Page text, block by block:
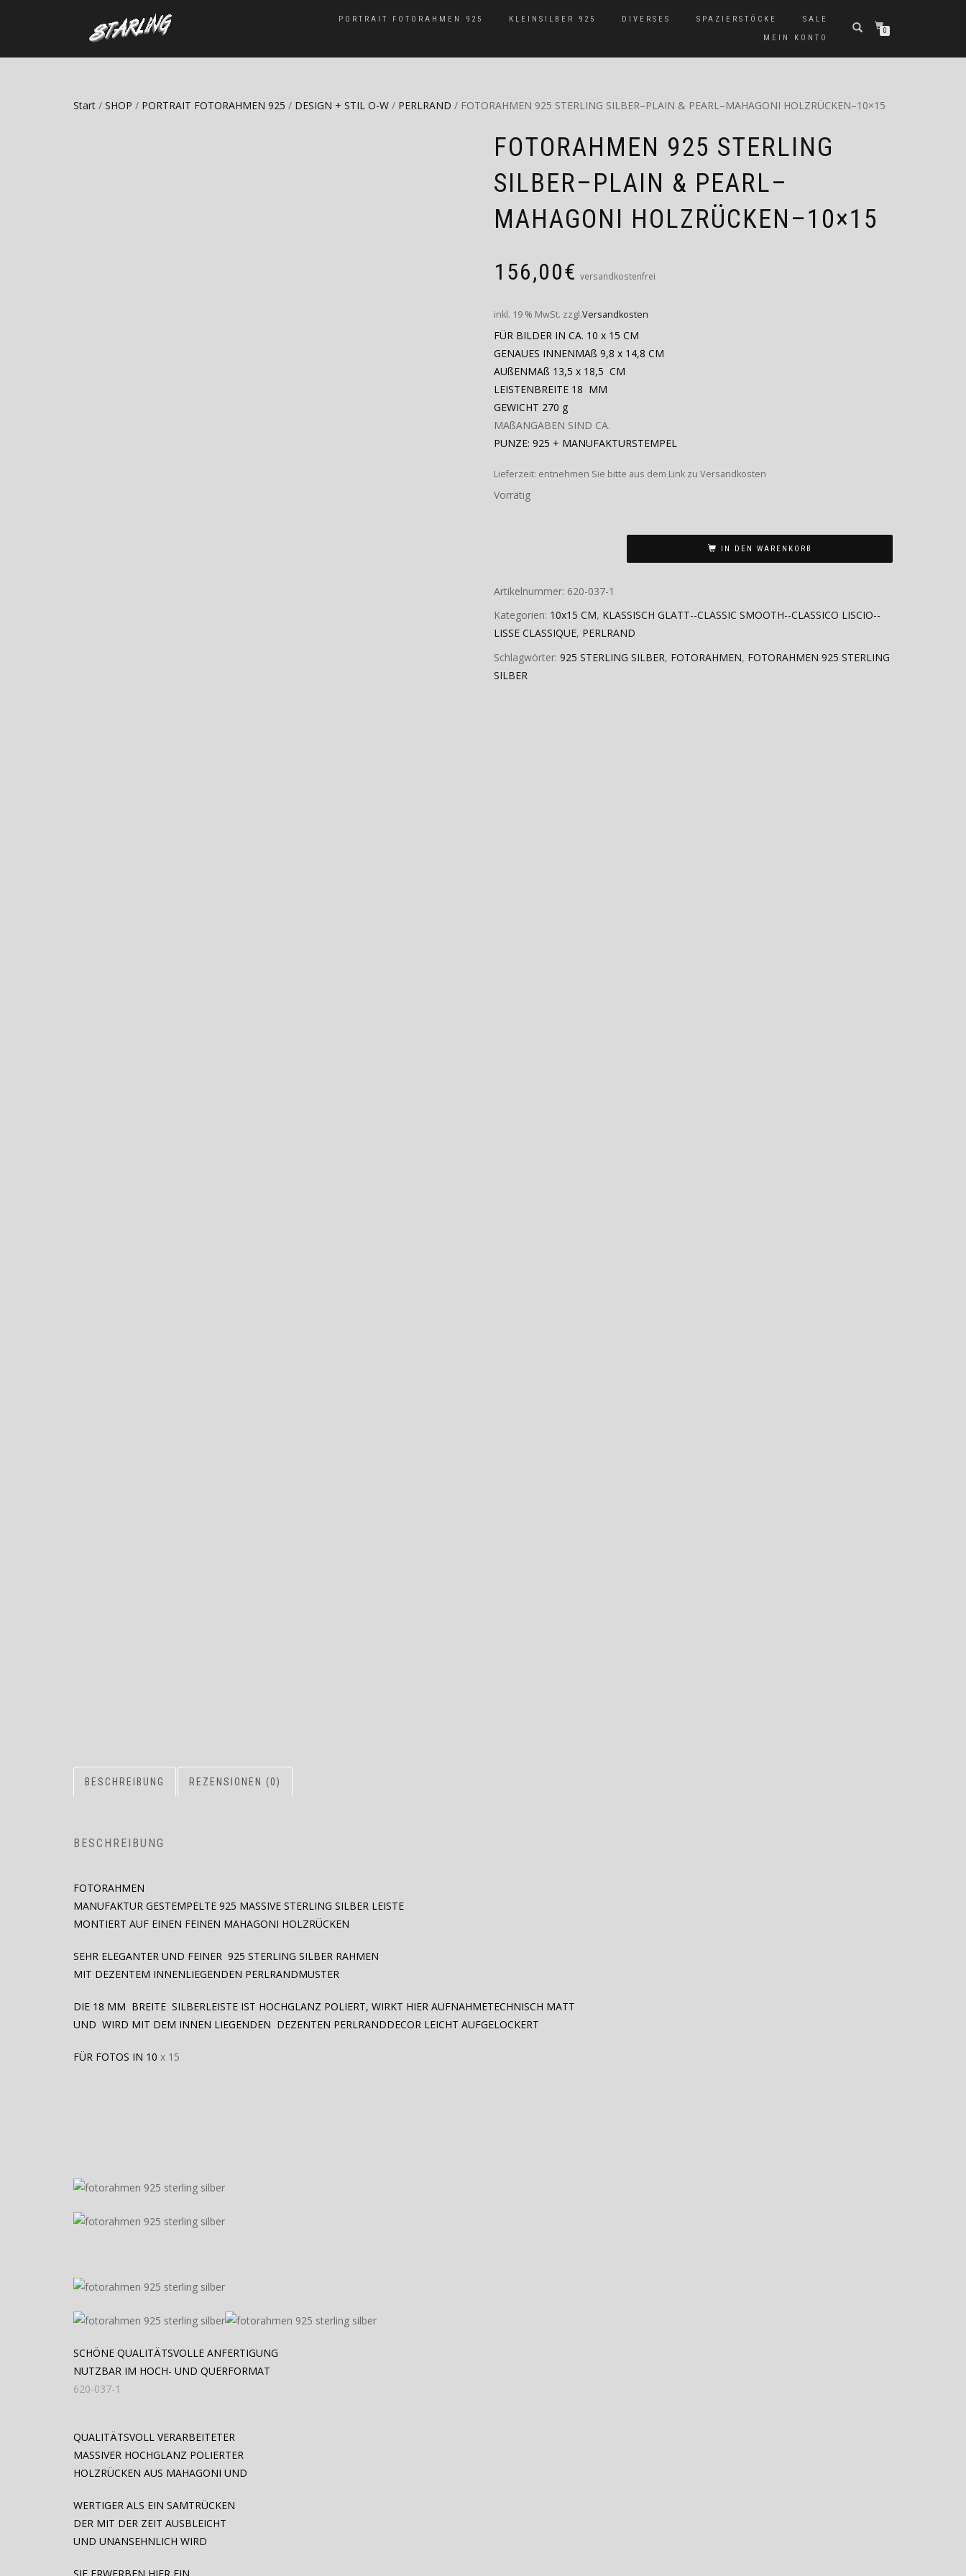
PORTRAIT FOTORAHMEN 925 KLEINSILBER 925 DIVERSES SPAZIERSTÖCKE
SALE
MEIN KONTO
0
Start / SHOP / PORTRAIT FOTORAHMEN 925 / DESIGN + STIL O-W / PERLRAND / FOTORAHMEN 925 STERLING SILBER–PLAIN & PEARL–MAHAGONI HOLZRÜCKEN–10×15
FOTORAHMEN 925 STERLING
SILBER–PLAIN & PEARL–
MAHAGONI HOLZRÜCKEN–10×15
156,00€ versandkostenfrei
inkl. 19 % MwSt. zzgl.Versandkosten
FÜR BILDER IN CA. 10 x 15 CM
GENAUES INNENMAß 9,8 x 14,8 CM
AUßENMAß 13,5 x 18,5 CM
LEISTENBREITE 18 MM
GEWICHT 270 g
MAßANGABEN SIND CA.
PUNZE: 925 + MANUFAKTURSTEMPEL
Lieferzeit: entnehmen Sie bitte aus dem Link zu Versandkosten
Vorrätig
IN DEN WARENKORB
Artikelnummer: 620-037-1
Kategorien: 10x15 CM, KLASSISCH GLATT--CLASSIC SMOOTH--CLASSICO LISCIO--
LISSE CLASSIQUE, PERLRAND
Schlagwörter: 925 STERLING SILBER, FOTORAHMEN, FOTORAHMEN 925 STERLING
SILBER
BESCHREIBUNG REZENSIONEN (0)
BESCHREIBUNG
FOTORAHMEN
MANUFAKTUR GESTEMPELTE 925 MASSIVE STERLING SILBER LEISTE
MONTIERT AUF EINEN FEINEN MAHAGONI HOLZRÜCKEN
SEHR ELEGANTER UND FEINER 925 STERLING SILBER RAHMEN
MIT DEZENTEM INNENLIEGENDEN PERLRANDMUSTER
DIE 18 MM BREITE SILBERLEISTE IST HOCHGLANZ POLIERT, WIRKT HIER AUFNAHMETECHNISCH MATT
UND WIRD MIT DEM INNEN LIEGENDEN DEZENTEN PERLRANDDECOR LEICHT AUFGELOCKERT
FÜR FOTOS IN 10 x 15
SCHÖNE QUALITÄTSVOLLE ANFERTIGUNG
NUTZBAR IM HOCH- UND QUERFORMAT
620-037-1
QUALITÄTSVOLL VERARBEITETER
MASSIVER HOCHGLANZ POLIERTER
HOLZRÜCKEN AUS MAHAGONI UND
WERTIGER ALS EIN SAMTRÜCKEN
DER MIT DER ZEIT AUSBLEICHT
UND UNANSEHNLICH WIRD